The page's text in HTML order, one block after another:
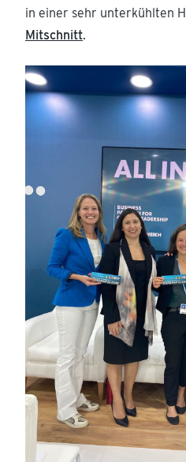
in einer sehr unterkühlten
Mitschnitt.